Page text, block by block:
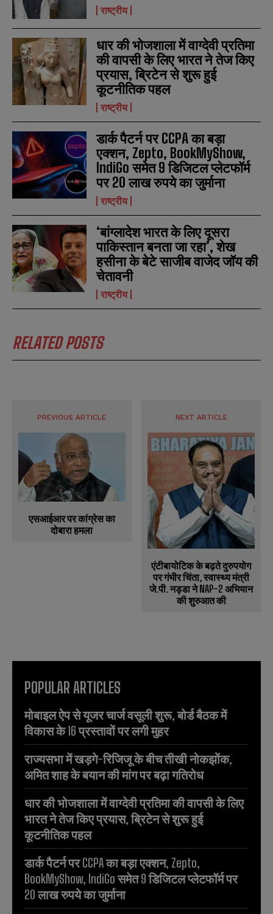
N
a
m
e
*
E
m
a
i
l
N
u
b
e
r
s
SUBMIT
N
a
m
e
*
E
m
a
i
l
N
u
b
e
r
s
SUBMIT
राष्ट्रीय
धार की भोजशाला में वाग्देवी प्रतिमा
की वापसी के लिए भारत ने तेज किए
प्रयास, ब्रिटेन से शुरू हुई
कूटनीतिक पहल
राष्ट्रीय
डार्क पैटर्न पर CCPA का बड़ा
एक्शन, Zepto, BookMyShow,
IndiGo समेत 9 डिजिटल प्लेटफॉर्म
पर 20 लाख रुपये का जुर्माना
राष्ट्रीय
‘बांग्लादेश भारत के लिए दूसरा
पाकिस्तान बनता जा रहा’, शेख
हसीना के बेटे साजीब वाजेद जॉय की
चेतावनी
राष्ट्रीय
RELATED POSTS
PREVIOUS ARTICLE
एसआईआर पर कांग्रेस का
दोबारा हमला
NEXT ARTICLE
एंटीबायोटिक के बढ़ते दुरुपयोग
पर गंभीर चिंता, स्वास्थ्य मंत्री
जे.पी. नड्डा ने NAP-2 अभियान
की शुरुआत की
POPULAR ARTICLES
मोबाइल ऐप से यूजर चार्ज वसूली शुरू, बोर्ड बैठक में
विकास के 16 प्रस्तावों पर लगी मुहर
राज्यसभा में खड़गे-रिजिजू के बीच तीखी नोकझोंक,
अमित शाह के बयान की मांग पर बढ़ा गतिरोध
धार की भोजशाला में वाग्देवी प्रतिमा की वापसी के लिए
भारत ने तेज किए प्रयास, ब्रिटेन से शुरू हुई
कूटनीतिक पहल
डार्क पैटर्न पर CCPA का बड़ा एक्शन, Zepto,
BookMyShow, IndiGo समेत 9 डिजिटल प्लेटफॉर्म पर
20 लाख रुपये का जुर्माना